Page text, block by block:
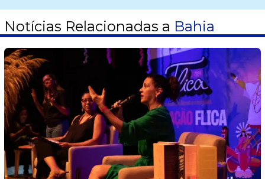
Notícias Relacionadas a Bahia